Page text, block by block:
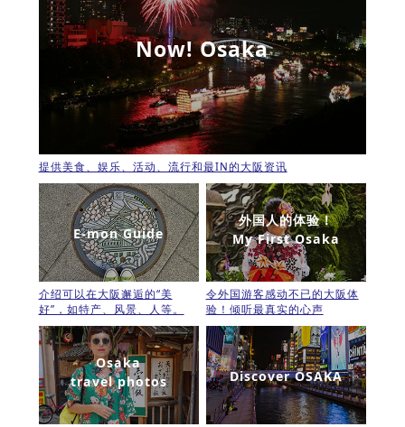
Now! Osaka
提供美食、娱乐、活动、流行和最IN的大阪资讯
E-mon Guide
介绍可以在大阪邂逅的“美
好”，如特产、风景、人等。
外国人的体验！
My First Osaka
令外国游客感动不已的大阪体
验！倾听最真实的心声
Osaka
travel photos
Discover OSAKA